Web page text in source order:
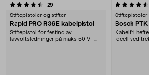
29
Stiftepistoler og stifter
Rapid PRO R36E kabelpistol
Stiftepistol for festing av
lavvoltsledninger på maks 50 V -
4.5 av 5 stjerner
Stiftepistoler
Bosch
Kabelfri
Ideell ved